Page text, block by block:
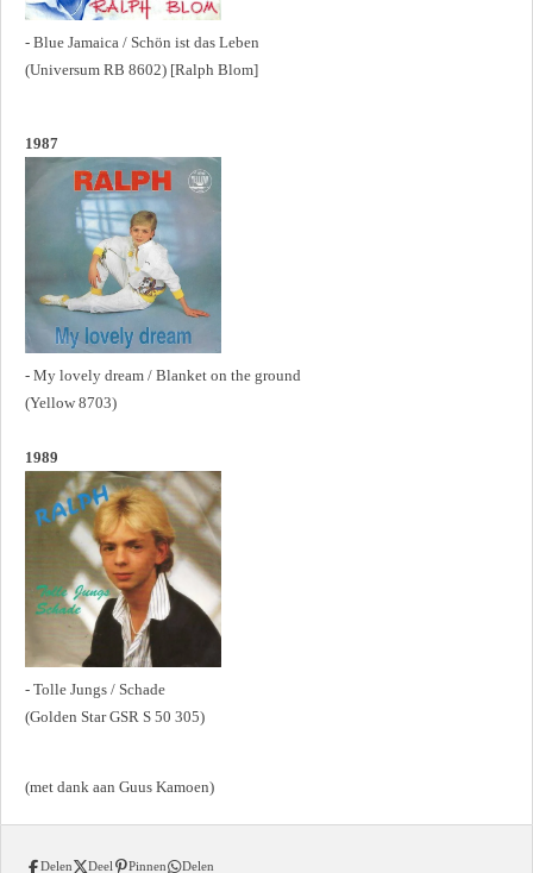
- Blue Jamaica / Schön ist das Leben
(Universum RB 8602) [Ralph Blom]
1987
- My lovely dream / Blanket on the ground
(Yellow 8703)
1989
- Tolle Jungs / Schade
(Golden Star GSR S 50 305)
(met dank aan Guus Kamoen)
Delen Deel Pinnen Delen